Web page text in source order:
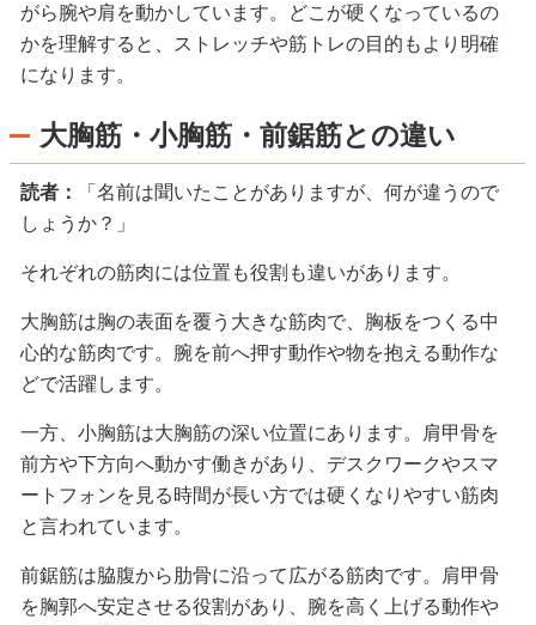
がら腕や肩を動かしています。どこが硬くなっているの
かを理解すると、ストレッチや筋トレの目的もより明確
になります。
大胸筋・小胸筋・前鋸筋との違い
読者：
「名前は聞いたことがありますが、何が違うので
しょうか？」
それぞれの筋肉には位置も役割も違いがあります。
大胸筋は胸の表面を覆う大きな筋肉で、胸板をつくる中
心的な筋肉です。腕を前へ押す動作や物を抱える動作な
どで活躍します。
一方、小胸筋は大胸筋の深い位置にあります。肩甲骨を
前方や下方向へ動かす働きがあり、デスクワークやスマ
ートフォンを見る時間が長い方では硬くなりやすい筋肉
と言われています。
前鋸筋は脇腹から肋骨に沿って広がる筋肉です。肩甲骨
を胸郭へ安定させる役割があり、腕を高く上げる動作や